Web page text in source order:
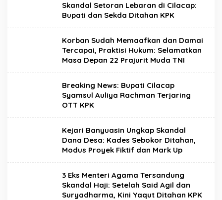
Skandal Setoran Lebaran di Cilacap:
Bupati dan Sekda Ditahan KPK
Korban Sudah Memaafkan dan Damai
Tercapai, Praktisi Hukum: Selamatkan
Masa Depan 22 Prajurit Muda TNI
Breaking News: Bupati Cilacap
Syamsul Auliya Rachman Terjaring
OTT KPK
Kejari Banyuasin Ungkap Skandal
Dana Desa: Kades Sebokor Ditahan,
Modus Proyek Fiktif dan Mark Up
3 Eks Menteri Agama Tersandung
Skandal Haji: Setelah Said Agil dan
Suryadharma, Kini Yaqut Ditahan KPK